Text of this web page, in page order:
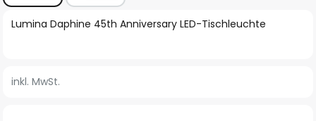
Zum
springen
Lumina Daphine 45th Anniversary LED-Tischleuchte
inkl. MwSt.